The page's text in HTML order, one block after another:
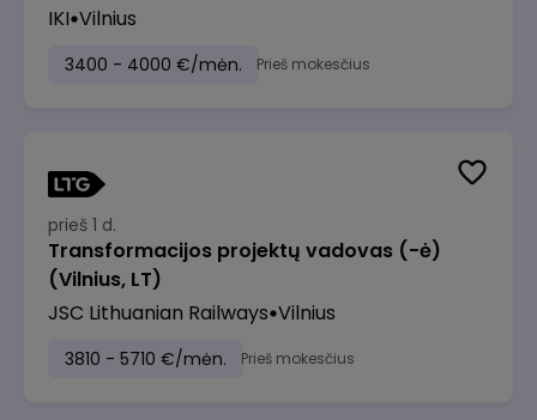
IKI Vilnius
3400 - 4000 €/mėn. Prieš mokesčius
prieš 1 d.
Transformacijos projektų vadovas (-ė)
(Vilnius, LT)
JSC Lithuanian Railways Vilnius
3810 - 5710 €/mėn. Prieš mokesčius